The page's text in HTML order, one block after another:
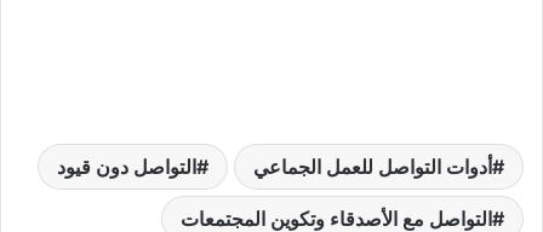
أدوات التواصل للعمل الجماعي التواصل دون قيود
التواصل مع الأصدقاء وتكوين المجتمعات